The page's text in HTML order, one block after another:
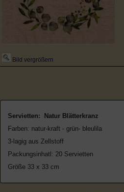
Bild vergrößern
Servietten: Natur Blätterkranz
Farben: natur-kraft - grün- bleulila
3-lagig aus Zellstoff
Packungsinhatl: 20 Servietten
Größe 33 x 33 cm